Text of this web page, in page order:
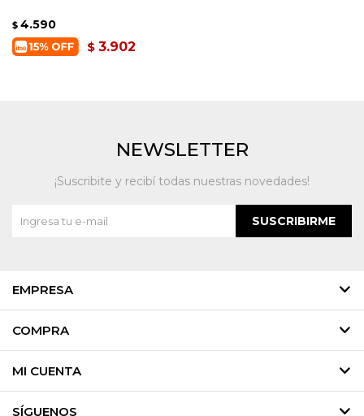
$ 4.590
$ 3.902
EMPRESA
COMPRA
MI CUENTA
SÍGUENOS
NEWSLETTER
¡Suscribite y recibí todas nuestras novedades!
SUSCRIBIRME